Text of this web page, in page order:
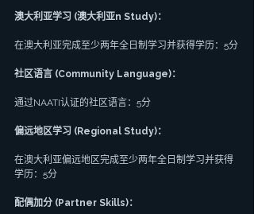
澳大利亚学习 (澳大利亚n Study)：
在澳大利亚完成至少两年全日制学习并获得学历：5分
社区语言 (Community Language)：
通过NAATI认证的社区语言：5分
偏远地区学习 (Regional Study)：
在澳大利亚偏远地区完成至少两年全日制学习并获得
学历：5分
配偶加分 (Partner Skills)：